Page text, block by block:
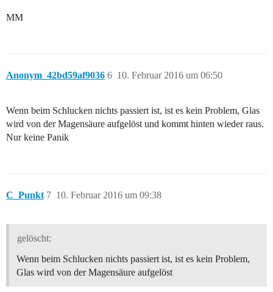
MM
Anonym_42bd59af9036 10. Februar 2016 um 06:50
6
Wenn beim Schlucken nichts passiert ist, ist es kein Problem, Glas
wird von der Magensäure aufgelöst und kommt hinten wieder raus.
Nur keine Panik
C_Punkt 10. Februar 2016 um 09:38
7
gelöscht:
Wenn beim Schlucken nichts passiert ist, ist es kein Problem,
Glas wird von der Magensäure aufgelöst